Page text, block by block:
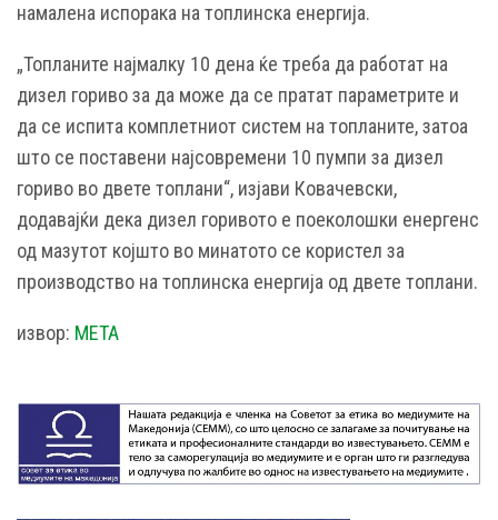
намалена испорака на топлинска енергија.
„Топланите најмалку 10 дена ќе треба да работат на
дизел гориво за да може да се пратат параметрите и
да се испита комплетниот систем на топланите, затоа
што се поставени најсовремени 10 пумпи за дизел
гориво во двете топлани“, изјави Ковачевски,
додавајќи дека дизел горивото е поеколошки енергенс
од мазутот којшто во минатото се користел за
производство на топлинска енергија од двете топлани.
извор: МЕТА